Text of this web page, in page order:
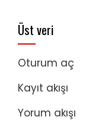
Üst veri
Oturum aç
Kayıt akışı
Yorum akışı